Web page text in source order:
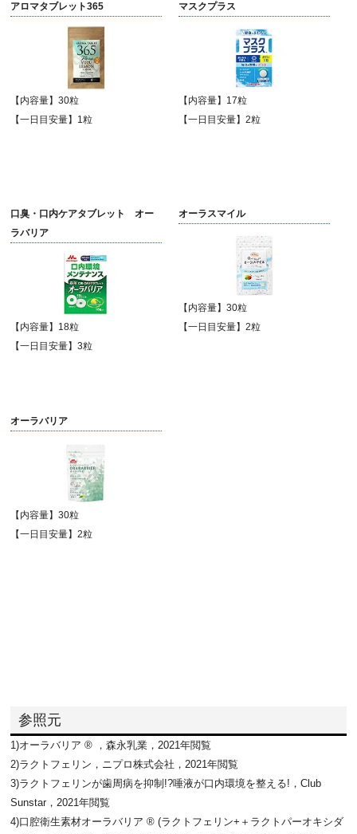
アロマタブレット365
【内容量】30粒
【一日目安量】1粒
マスクプラス
【内容量】17粒
【一日目安量】2粒
口臭・口内ケアタブレット オー
ラバリア
【内容量】18粒
【一日目安量】3粒
オーラスマイル
【内容量】30粒
【一日目安量】2粒
オーラバリア
【内容量】30粒
【一日目安量】2粒
参照元
1)オーラバリア ® ，森永乳業，2021年閲覧
2)ラクトフェリン，ニプロ株式会社，2021年閲覧
3)ラクトフェリンが歯周病を抑制!?唾液が口内環境を整える!，Club
Sunstar，2021年閲覧
4)口腔衛生素材オーラバリア ® (ラクトフェリン+＋ラクトパーオキシダ